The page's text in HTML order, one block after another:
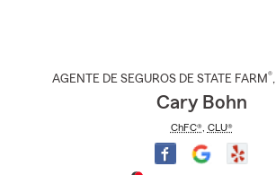
AGENTE DE SEGUROS DE STATE FARM®,
Cary Bohn
ChFC®, CLU®